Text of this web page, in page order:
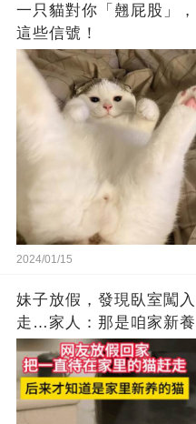
一只貓對你「翹屁股」
這些信號！
2024/01/15
妹子放假，發現臥室闖
走…家人：那是咱家新養